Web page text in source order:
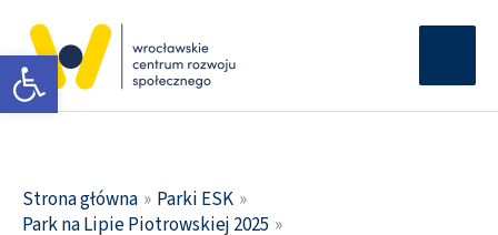
Otwórz pasek narzędzi
treści
Strona główna
Parki ESK
Park na Lipie Piotrowskiej 2025